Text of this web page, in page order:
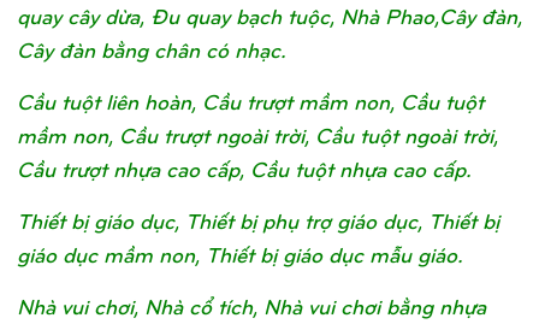
quay cây dừa, Đu quay bạch tuộc, Nhà Phao,Cây đàn,
Cây đàn bằng chân có nhạc.
Cầu tuột liên hoàn, Cầu trượt mầm non, Cầu tuột
mầm non, Cầu trượt ngoài trời, Cầu tuột ngoài trời,
Cầu trượt nhựa cao cấp, Cầu tuột nhựa cao cấp.
Thiết bị giáo dục, Thiết bị phụ trợ giáo dục, Thiết bị
giáo dục mầm non, Thiết bị giáo dục mẫu giáo.
Nhà vui chơi, Nhà cổ tích, Nhà vui chơi bằng nhựa